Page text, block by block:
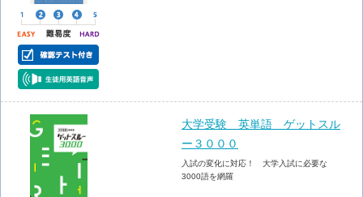
大学受験 英単語 ゲットスル
ー３０００
入試の変化に対応！ 大学入試に必要な
3000語を網羅